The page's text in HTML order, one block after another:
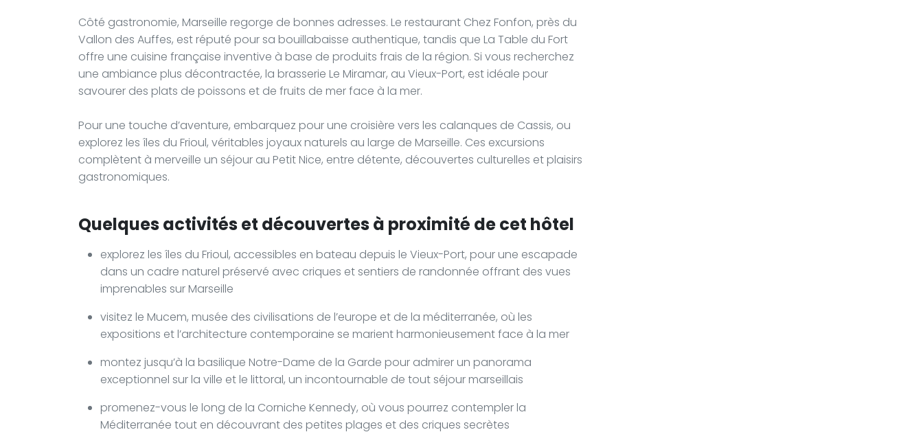
Côté gastronomie, Marseille regorge de bonnes adresses. Le restaurant Chez Fonfon, près du
Vallon des Auffes, est réputé pour sa bouillabaisse authentique, tandis que La Table du Fort
offre une cuisine française inventive à base de produits frais de la région. Si vous recherchez
une ambiance plus décontractée, la brasserie Le Miramar, au Vieux-Port, est idéale pour
savourer des plats de poissons et de fruits de mer face à la mer.
Pour une touche d’aventure, embarquez pour une croisière vers les calanques de Cassis, ou
explorez les îles du Frioul, véritables joyaux naturels au large de Marseille. Ces excursions
complètent à merveille un séjour au Petit Nice, entre détente, découvertes culturelles et plaisirs
gastronomiques.
Quelques activités et découvertes à proximité de cet hôtel
explorez les îles du Frioul, accessibles en bateau depuis le Vieux-Port, pour une escapade
dans un cadre naturel préservé avec criques et sentiers de randonnée offrant des vues
imprenables sur Marseille
visitez le Mucem, musée des civilisations de l’europe et de la méditerranée, où les
expositions et l’architecture contemporaine se marient harmonieusement face à la mer
montez jusqu’à la basilique Notre-Dame de la Garde pour admirer un panorama
exceptionnel sur la ville et le littoral, un incontournable de tout séjour marseillais
promenez-vous le long de la Corniche Kennedy, où vous pourrez contempler la
Méditerranée tout en découvrant des petites plages et des criques secrètes